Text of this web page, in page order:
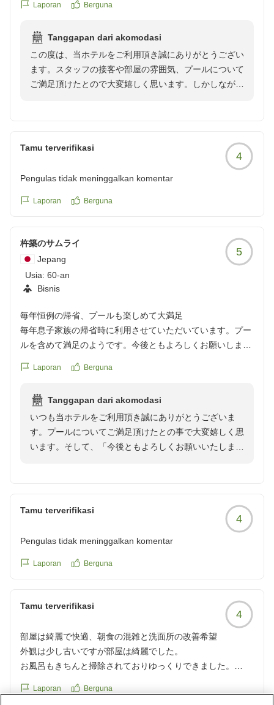
れるペースが早くてゆっくり出来なかった。ただ、スタッフ
い、モダンでオシャレな雰囲気が気に入った。翌朝プールで
遊べて子ども達が楽しめたので満足。
クチコミの詳細はこちらから
https://review.travel.rakuten.co.jp/hotel/voice/106160?
Laporan Berguna
Tanggapan dari akomodasi
この度は、当ホテルをご利用頂き誠にありがとうござい
ます。スタッフの接客や部屋の雰囲気、プールについて
ご満足頂けたとので大変嬉しく思います。しかしなが
しまい深くお詫び申し上げます。そのような状況があり
ながら、温かいお言葉も頂き大変嬉しく思います。また
Tamu terverifikasi
4
Pengulas tidak meninggalkan komentar
Laporan Berguna
杵築のサムライ
Jepang
Usia: 60-an
Bisnis
5
毎年恒例の帰省、プールも楽しめて大満足
毎年息子家族の帰省時に利用させていただいています。プー
ルを含めて満足のようです。今後ともよろしくお願いしま
クチコミの詳細はこちらから
reviewId=33123478255362
Laporan Berguna
Tanggapan dari akomodasi
いつも当ホテルをご利用頂き誠にありがとうございま
す。プールについてご満足頂けたとの事で大変嬉しく思
います。そして、「今後ともよろしくお願いいたしま
Tamu terverifikasi
4
Pengulas tidak meninggalkan komentar
Laporan Berguna
Tamu terverifikasi
4
部屋は綺麗で快適、朝食の混雑と洗面所の改善希望
外観は少し古いですが部屋は綺麗でした。
お風呂もきちんと掃除されておりゆっくりできました。
席に通されてからも食事提供まで結構待ちました。時間を7
Laporan Berguna